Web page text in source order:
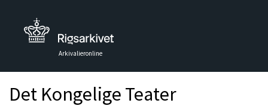
Arkivalieronline
Det Kongelige Teater